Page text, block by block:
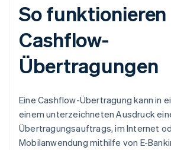
So funktionieren
Cashflow-
Übertragungen
Eine Cashflow-Übertragung kann in
einem unterzeichneten Ausdruck
Übertragungsauftrags, im Internet
Mobilanwendung mithilfe von E-